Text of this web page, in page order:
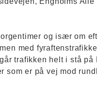
og især om
med
trafikken helt i stå
som er på vej mod